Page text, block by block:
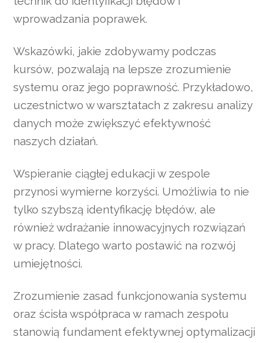
wprowadzania poprawek.
Wskazówki, jakie zdobywamy podczas
kursów, pozwalają na lepsze zrozumienie
systemu oraz jego poprawność. Przykładowo,
uczestnictwo w warsztatach z zakresu analizy
danych może zwiększyć efektywność
naszych działań.
Wspieranie ciągłej edukacji w zespole
przynosi wymierne korzyści. Umożliwia to nie
tylko szybszą identyfikację błędów, ale
również wdrażanie innowacyjnych rozwiązań
w pracy. Dlatego warto postawić na rozwój
umiejętności.
Zrozumienie zasad funkcjonowania systemu
oraz ścisła współpraca w ramach zespołu
stanowią fundament efektywnej optymalizacji